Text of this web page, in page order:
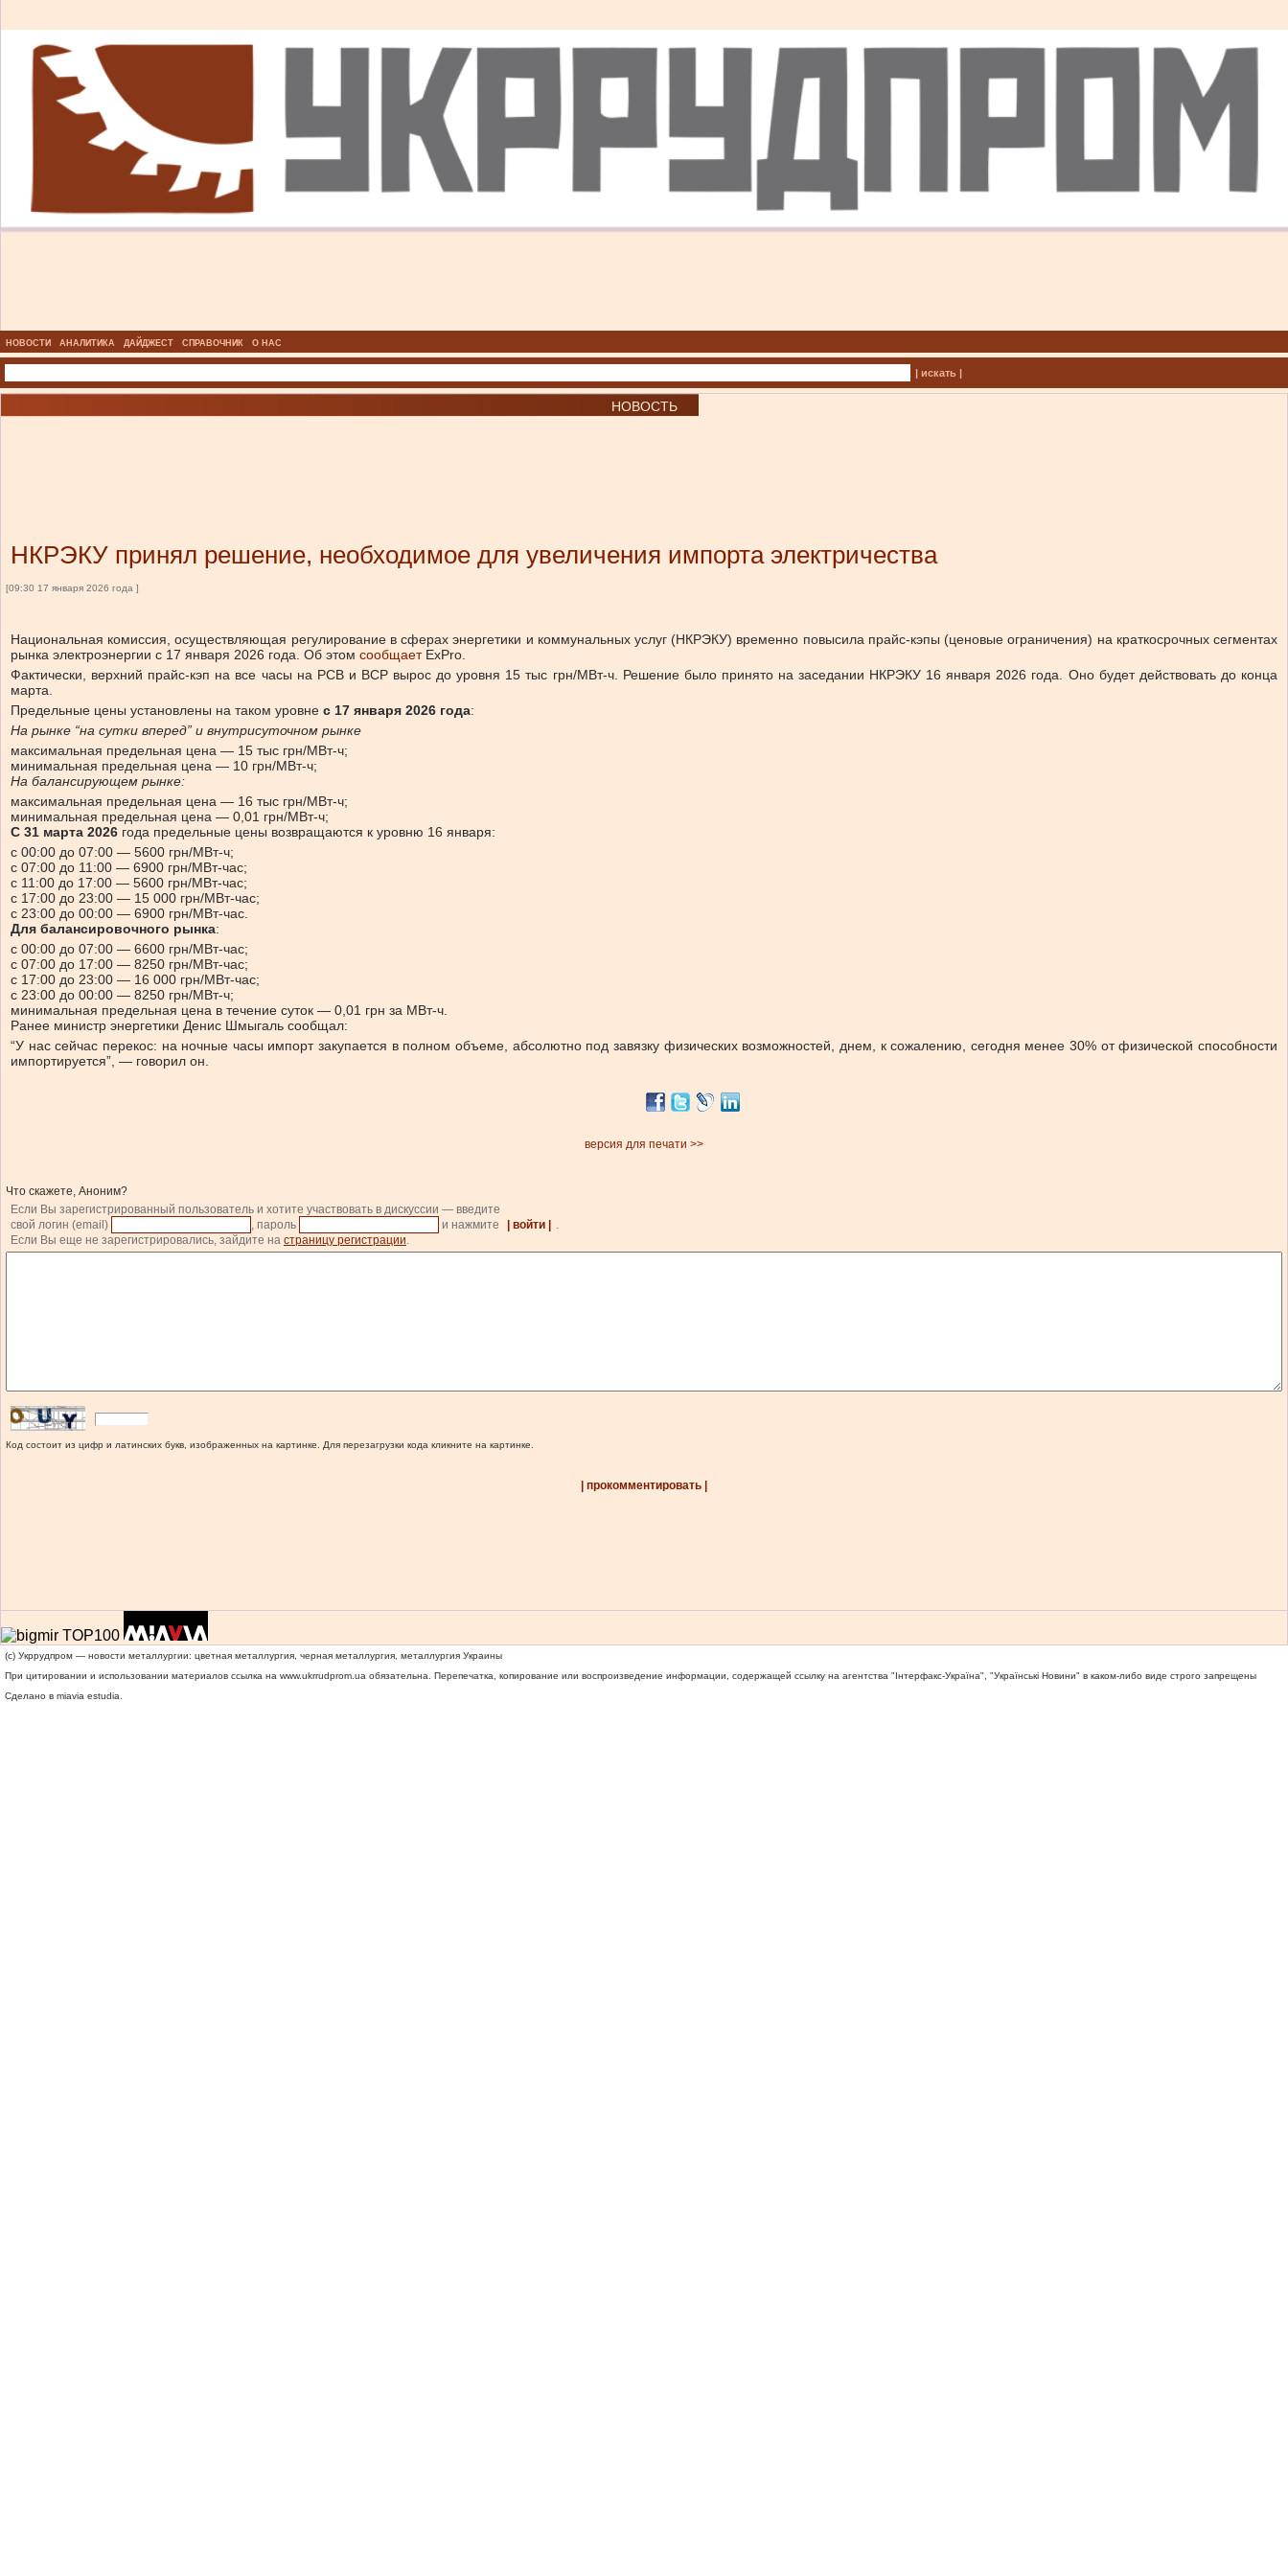
НОВОСТИ АНАЛИТИКА ДАЙДЖЕСТ СПРАВОЧНИК О НАС
| искать |
НОВОСТЬ
НКРЭКУ принял решение, необходимое для увеличения импорта электричества
[09:30 17 января 2026 года ]
Национальная комиссия, осуществляющая регулирование в сферах энергетики и коммунальных услуг (НКРЭКУ) временно повысила прайс-кэпы (ценовые ограничения) на краткосрочных сегментах
рынка электроэнергии с 17 января 2026 года. Об этом сообщает ExPro.
Фактически, верхний прайс-кэп на все часы на РСВ и ВСР вырос до уровня 15 тыс грн/МВт-ч. Решение было принято на заседании НКРЭКУ 16 января 2026 года. Оно будет действовать до конца
марта.
Предельные цены установлены на таком уровне с 17 января 2026 года:
На рынке “на сутки вперед” и внутрисуточном рынке
максимальная предельная цена — 15 тыс грн/МВт-ч;
минимальная предельная цена — 10 грн/МВт-ч;
На балансирующем рынке:
максимальная предельная цена — 16 тыс грн/МВт-ч;
минимальная предельная цена — 0,01 грн/МВт-ч;
С 31 марта 2026 года предельные цены возвращаются к уровню 16 января:
с 00:00 до 07:00 — 5600 грн/МВт-ч;
с 07:00 до 11:00 — 6900 грн/МВт-час;
с 11:00 до 17:00 — 5600 грн/МВт-час;
с 17:00 до 23:00 — 15 000 грн/МВт-час;
с 23:00 до 00:00 — 6900 грн/МВт-час.
Для балансировочного рынка:
с 00:00 до 07:00 — 6600 грн/МВт-час;
с 07:00 до 17:00 — 8250 грн/МВт-час;
с 17:00 до 23:00 — 16 000 грн/МВт-час;
с 23:00 до 00:00 — 8250 грн/МВт-ч;
минимальная предельная цена в течение суток — 0,01 грн за МВт-ч.
Ранее министр энергетики Денис Шмыгаль сообщал:
“У нас сейчас перекос: на ночные часы импорт закупается в полном объеме, абсолютно под завязку физических возможностей, днем, к сожалению, сегодня менее 30% от физической способности
импортируется”, — говорил он.
версия для печати >>
Что скажете, Аноним?
Если Вы зарегистрированный пользователь и хотите участвовать в дискуссии — введите
свой логин (email)
, пароль и нажмите | войти |
.
Если Вы еще не зарегистрировались, зайдите на страницу регистрации.
Код состоит из цифр и латинских букв, изображенных на картинке. Для перезагрузки кода кликните на картинке.
| прокомментировать |
(c) Укррудпром — новости металлургии: цветная металлургия, черная металлургия, металлургия Украины
При цитировании и использовании материалов ссылка на www.ukrrudprom.ua обязательна. Перепечатка, копирование или воспроизведение информации, содержащей ссылку на агентства "Iнтерфакс-Україна", "Українськi Новини" в каком-либо виде строго запрещены
Сделано в miavia estudia.